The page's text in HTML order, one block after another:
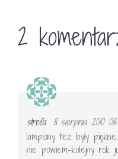
2
strefa
8 sierpnia 2010
lampiony też były
nie powiem-kolejny rok